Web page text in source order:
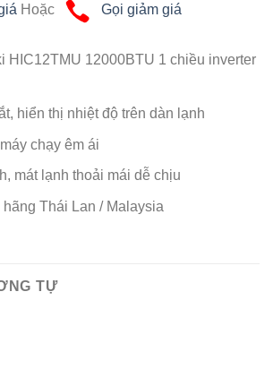
Hoặc Gọi giảm giá
HIC12TMU 12000BTU 1 chiều inverter
hiển thị nhiệt độ trên dàn lạnh
chạy êm ái
mát lạnh thoải mái dễ chịu
Thái Lan / Malaysia
TỰ